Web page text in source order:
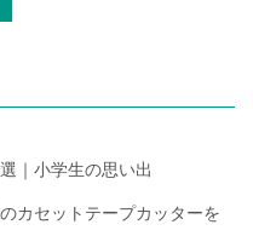
｜小学生の思い出
カセットテープカッターを